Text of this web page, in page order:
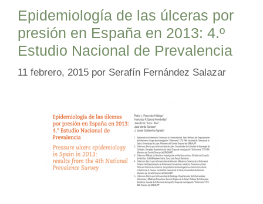
Epidemiología de las úlceras por
presión en España en 2013: 4.º
Estudio Nacional de Prevalencia
11 febrero, 2015 por Serafín Fernández Salazar